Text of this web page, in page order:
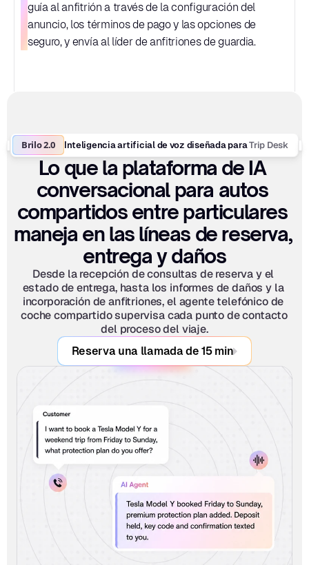
guía al anfitrión a través de la configuración del
anuncio, los términos de pago y las opciones de
seguro, y envía al líder de anfitriones de guardia.
Brilo 2.0 Inteligencia artificial de voz diseñada para Trip Desk
Lo que la plataforma de IA
conversacional para autos
compartidos entre particulares
maneja en las líneas de reserva,
entrega y daños
Desde la recepción de consultas de reserva y el
estado de entrega, hasta los informes de daños y la
incorporación de anfitriones, el agente telefónico de
coche compartido supervisa cada punto de contacto
del proceso del viaje.
Reserva una llamada de 15 min